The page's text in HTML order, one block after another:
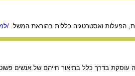
הפעלות ואסטרטגיה כללית בהוראת המשל. /
עוסקת בדרך כלל בתיאור חייהם של אנשים